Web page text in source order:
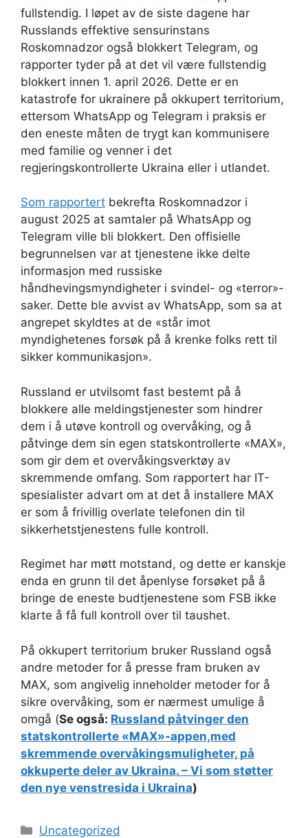
fullstendig. I løpet av de siste dagene har
Russlands effektive sensurinstans
Roskomnadzor også blokkert Telegram, og
rapporter tyder på at det vil være fullstendig
blokkert innen 1. april 2026. Dette er en
katastrofe for ukrainere på okkupert territorium,
ettersom WhatsApp og Telegram i praksis er
den eneste måten de trygt kan kommunisere
med familie og venner i det
regjeringskontrollerte Ukraina eller i utlandet.
Som rapportert bekrefta Roskomnadzor i
august 2025 at samtaler på WhatsApp og
Telegram ville bli blokkert. Den offisielle
begrunnelsen var at tjenestene ikke delte
informasjon med russiske
håndhevingsmyndigheter i svindel- og «terror»-
saker. Dette ble avvist av WhatsApp, som sa at
angrepet skyldtes at de «står imot
myndighetenes forsøk på å krenke folks rett til
sikker kommunikasjon».
Russland er utvilsomt fast bestemt på å
blokkere alle meldingstjenester som hindrer
dem i å utøve kontroll og overvåking, og å
påtvinge dem sin egen statskontrollerte «MAX»,
som gir dem et overvåkingsverktøy av
skremmende omfang. Som rapportert har IT-
spesialister advart om at det å installere MAX
er som å frivillig overlate telefonen din til
sikkerhetstjenestens fulle kontroll.
Regimet har møtt motstand, og dette er kanskje
enda en grunn til det åpenlyse forsøket på å
bringe de eneste budtjenestene som FSB ikke
klarte å få full kontroll over til taushet.
På okkupert territorium bruker Russland også
andre metoder for å presse fram bruken av
MAX, som angivelig inneholder metoder for å
sikre overvåking, som er nærmest umulige å
omgå (Se også: Russland påtvinger den
statskontrollerte «MAX»-appen,med
skremmende overvåkingsmuligheter, på
okkuperte deler av Ukraina. – Vi som støtter
den nye venstresida i Ukraina)
Kategorier
Uncategorized